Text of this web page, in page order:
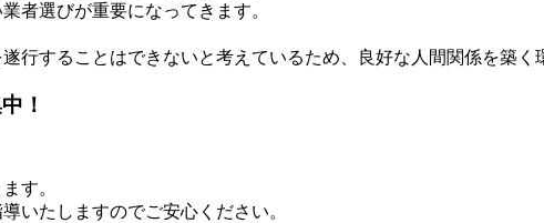
者選びが重要になってきます。
行することはできないと考えているため、良好な人間関係を築く
！
す。
いたしますのでご安心ください。